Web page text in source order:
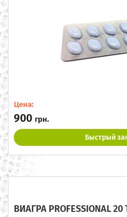
Цена:
900 грн.
Быстрый
ВИАГРА PROFESSIONAL